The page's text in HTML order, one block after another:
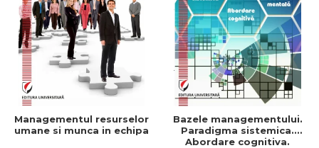
Managementul resurselor
umane si munca in echipa
Bazele managementului.
Paradigma sistemica.
Abordare cognitiva.